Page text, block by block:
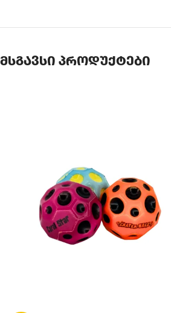
მსგავსი პროდუქტები